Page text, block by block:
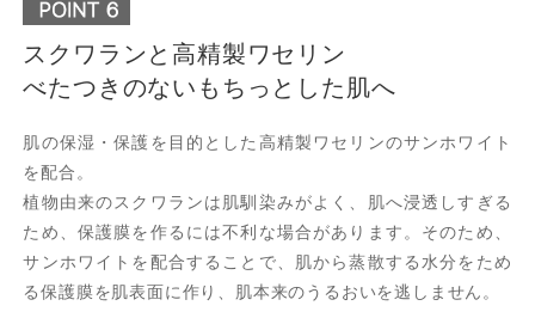
スクワランと高精製ワセリン
べたつきのないもちっとした肌へ
肌の保湿・保護を目的とした高精製ワセリンのサンホワイト
を配合。
植物由来のスクワランは肌馴染みがよく、肌へ浸透しすぎる
ため、保護膜を作るには不利な場合があります。そのため、
サンホワイトを配合することで、肌から蒸散する水分をため
る保護膜を肌表面に作り、肌本来のうるおいを逃しません。